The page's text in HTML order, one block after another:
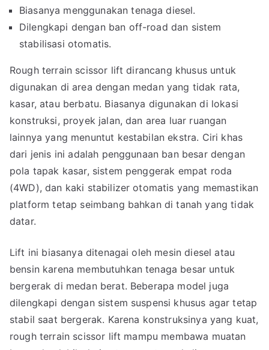
Biasanya menggunakan tenaga diesel.
Dilengkapi dengan ban off-road dan sistem
stabilisasi otomatis.
Rough terrain scissor lift dirancang khusus untuk
digunakan di area dengan medan yang tidak rata,
kasar, atau berbatu. Biasanya digunakan di lokasi
konstruksi, proyek jalan, dan area luar ruangan
lainnya yang menuntut kestabilan ekstra. Ciri khas
dari jenis ini adalah penggunaan ban besar dengan
pola tapak kasar, sistem penggerak empat roda
(4WD), dan kaki stabilizer otomatis yang memastikan
platform tetap seimbang bahkan di tanah yang tidak
datar.
Lift ini biasanya ditenagai oleh mesin diesel atau
bensin karena membutuhkan tenaga besar untuk
bergerak di medan berat. Beberapa model juga
dilengkapi dengan sistem suspensi khusus agar tetap
stabil saat bergerak. Karena konstruksinya yang kuat,
rough terrain scissor lift mampu membawa muatan